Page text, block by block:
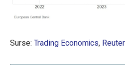
Surse: Trading Economics,